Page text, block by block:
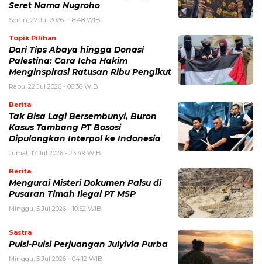
Seret Nama Nugroho
Senin, 27 Jul 2026 - 18:48 WIB
Topik Pilihan
Dari Tips Abaya hingga Donasi
Palestina: Cara Icha Hakim
Menginspirasi Ratusan Ribu Pengikut
Rabu, 22 Jul 2026 - 06:36 WIB
Berita
Tak Bisa Lagi Bersembunyi, Buron
Kasus Tambang PT Bososi
Dipulangkan Interpol ke Indonesia
Jumat, 17 Jul 2026 - 23:49 WIB
Berita
Mengurai Misteri Dokumen Palsu di
Pusaran Timah Ilegal PT MSP
Minggu, 5 Jul 2026 - 10:52 WIB
Sastra
Puisi-Puisi Perjuangan Julyivia Purba
Minggu, 5 Jul 2026 - 04:12 WIB